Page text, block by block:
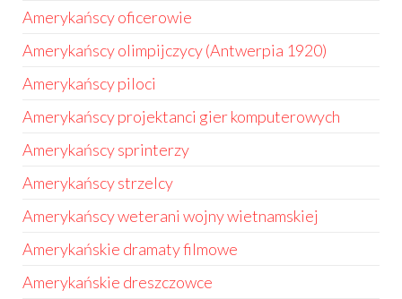
Amerykańscy oficerowie
Amerykańscy olimpijczycy (Antwerpia 1920)
Amerykańscy piloci
Amerykańscy projektanci gier komputerowych
Amerykańscy sprinterzy
Amerykańscy strzelcy
Amerykańscy weterani wojny wietnamskiej
Amerykańskie dramaty filmowe
Amerykańskie dreszczowce